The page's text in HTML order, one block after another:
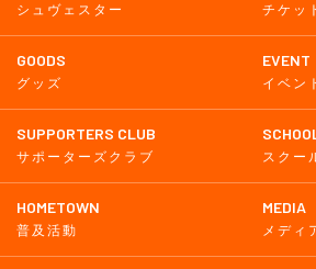
シュヴェスター チケッ
GOODS
グッズ
EVENT
イベン
SUPPORTERS CLUB
サポーターズクラブ スクー
HOMETOWN
普及活動
MEDIA
メディ